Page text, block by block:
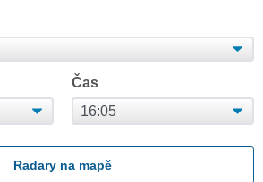
Čas
Radary na mapě